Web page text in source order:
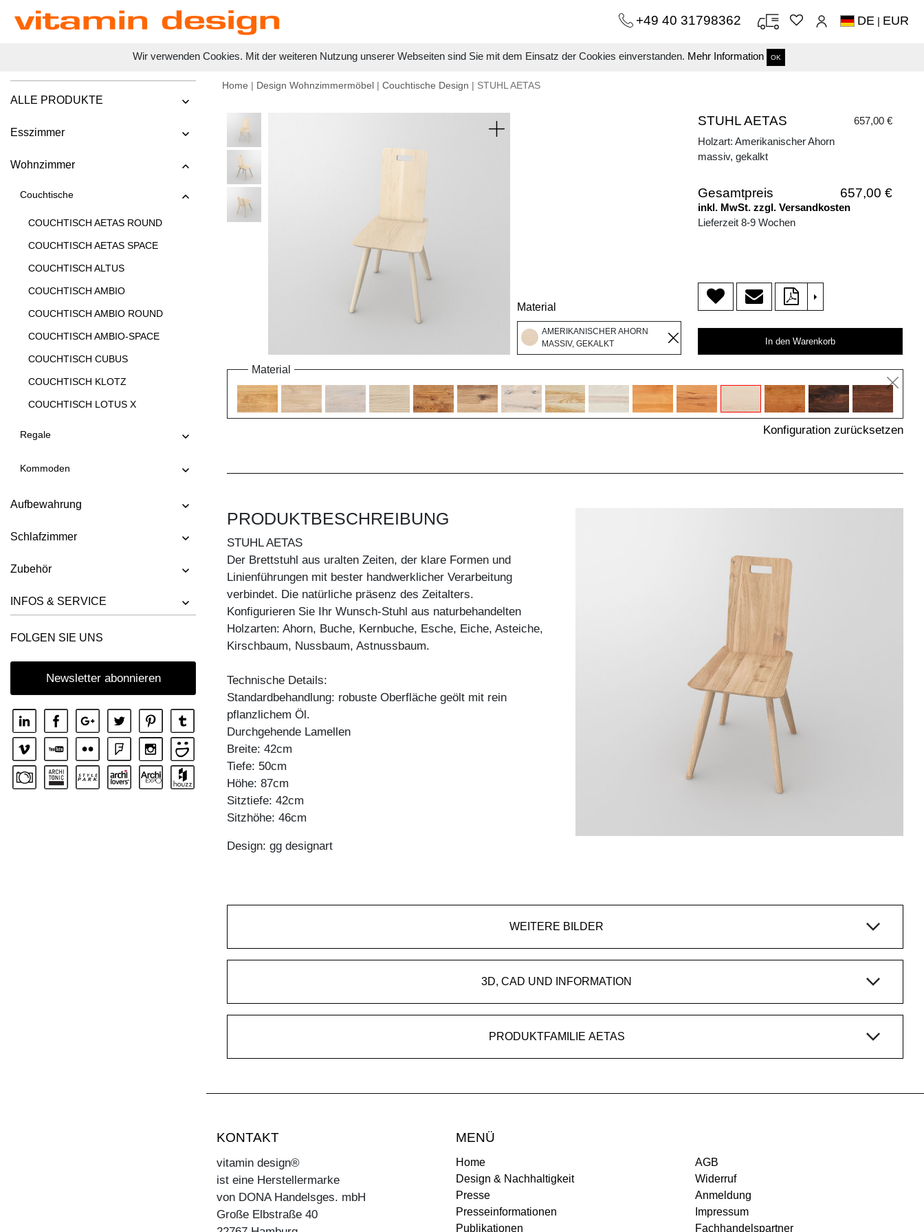
Wir verwenden Cookies. Mit der weiteren Nutzung unserer Webseiten sind Sie mit dem Einsatz der Cookies einverstanden. Mehr Information OK
+49 40 31798362 DE | EUR
ALLE PRODUKTE
Esszimmer
Wohnzimmer
Couchtische
COUCHTISCH AETAS ROUND
COUCHTISCH AETAS SPACE
COUCHTISCH ALTUS
COUCHTISCH AMBIO
COUCHTISCH AMBIO ROUND
COUCHTISCH AMBIO-SPACE
COUCHTISCH CUBUS
COUCHTISCH KLOTZ
COUCHTISCH LOTUS X
COUCHTISCH MENA A
COUCHTISCH MENA G 3
COUCHTISCH MENA G 4
COUCHTISCH MENA M
COUCHTISCH MENA T
COUCHTISCH RHOMBI ROUND
COUCHTISCH SENA SERVIER
COUCHTISCH TAURUS 3
COUCHTISCH ZIRKEL A
COUCHTISCH ZIRKEL QG
Regale
Kommoden
Aufbewahrung
Schlafzimmer
Zubehör
INFOS & SERVICE
FOLGEN SIE UNS
Newsletter abonnieren
Home | Design Wohnzimmermöbel | Couchtische Design | STUHL AETAS
Material
AMERIKANISCHER AHORN
MASSIV, GEKALKT
STUHL AETAS
657,00 €
Holzart: Amerikanischer Ahorn
massiv, gekalkt
Gesamtpreis 657,00 €
inkl. MwSt. zzgl. Versandkosten
Lieferzeit 8-9 Wochen
>
In den Warenkorb
Material
Konfiguration zurücksetzen
PRODUKTBESCHREIBUNG
STUHL AETAS
Der Brettstuhl aus uralten Zeiten, der klare Formen und
Linienführungen mit bester handwerklicher Verarbeitung
verbindet. Die natürliche präsenz des Zeitalters.
Konfigurieren Sie Ihr Wunsch-Stuhl aus naturbehandelten
Holzarten: Ahorn, Buche, Kernbuche, Esche, Eiche, Asteiche,
Kirschbaum, Nussbaum, Astnussbaum.
Technische Details:
Standardbehandlung: robuste Oberfläche geölt mit rein
pflanzlichem Öl.
Durchgehende Lamellen
Breite: 42cm
Tiefe: 50cm
Höhe: 87cm
Sitztiefe: 42cm
Sitzhöhe: 46cm
Design: gg designart
WEITERE BILDER
3D, CAD UND INFORMATION
PRODUKTFAMILIE AETAS
KONTAKT
vitamin design®
ist eine Herstellermarke
von DONA Handelsges. mbH
Große Elbstraße 40
MENÜ
Home
Design & Nachhaltigkeit
Presse
Presseinformationen
Publikationen
AGB
Widerruf
Anmeldung
Impressum
Fachhandelspartner